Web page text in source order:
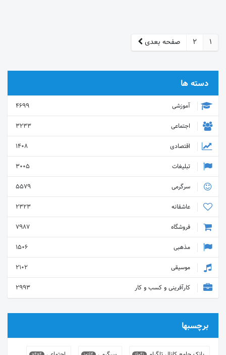
1
2 صفحه بعدی
دسته ها
آموزشی
4699
اجتماعی
3233
اقتصادی
1408
تبلیغات
3005
سرگرمی
5579
عاشقانه
2323
فروشگاه
7987
مذهبی
1506
موسیقی
2102
کارآفرینی و کسب و کار
2993
برچسبها